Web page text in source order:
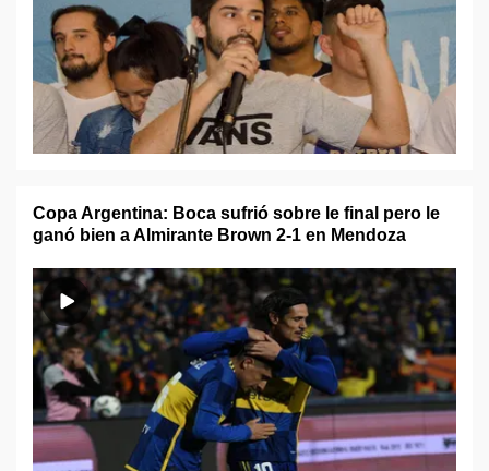
Copa Argentina: Boca sufrió sobre le final pero le
ganó bien a Almirante Brown 2-1 en Mendoza